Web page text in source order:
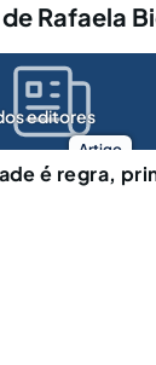
Rafaela
Artigo
editores
é regra,